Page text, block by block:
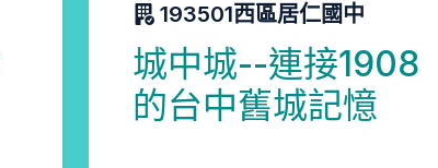
193501西區居仁國中
城中城--連接1908
的台中舊城記憶